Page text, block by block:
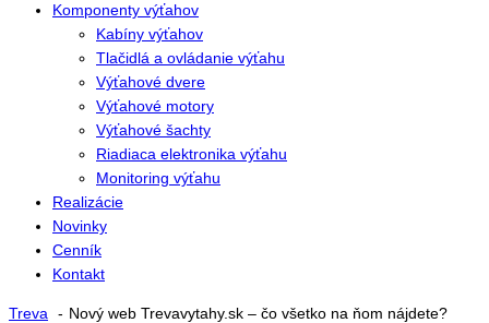
Komponenty výťahov
Kabíny výťahov
Tlačidlá a ovládanie výťahu
Výťahové dvere
Výťahové motory
Výťahové šachty
Riadiaca elektronika výťahu
Monitoring výťahu
Realizácie
Novinky
Cenník
Kontakt
Treva Nový web Trevavytahy.sk – čo všetko na ňom nájdete?